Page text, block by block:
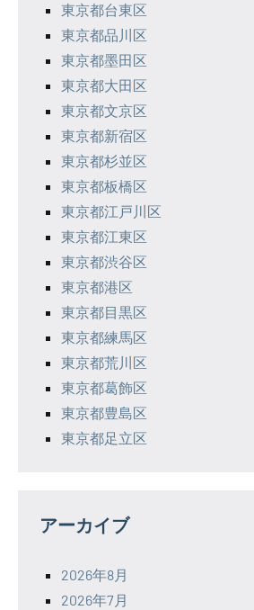
東京都台東区
東京都品川区
東京都墨田区
東京都大田区
東京都文京区
東京都新宿区
東京都杉並区
東京都板橋区
東京都江戸川区
東京都江東区
東京都渋谷区
東京都港区
東京都目黒区
東京都練馬区
東京都荒川区
東京都葛飾区
東京都豊島区
東京都足立区
アーカイブ
2026年8月
2026年7月